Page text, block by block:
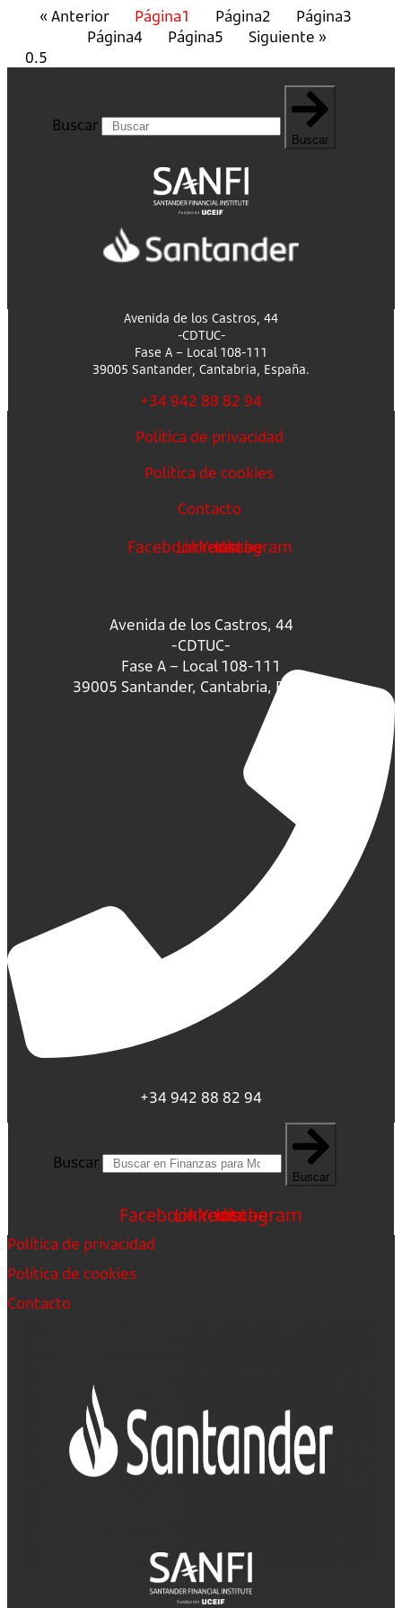
« Anterior Página1 Página2 Página3
Página4 Página5 Siguiente »
Buscar
Buscar
Avenida de los Castros, 44
-CDTUC-
Fase A – Local 108-111
39005 Santander, Cantabria, España.
+34 942 88 82 94
Política de privacidad
Política de cookies
Contacto
FacebookLinkedin
Youtube
Instagram
Avenida de los Castros, 44
-CDTUC-
Fase A – Local 108-111
39005 Santander, Cantabria, España.
+34 942 88 82 94
Buscar
Buscar
FacebookLinkedin
Youtube
Instagram
Política de privacidad
Política de cookies
Contacto